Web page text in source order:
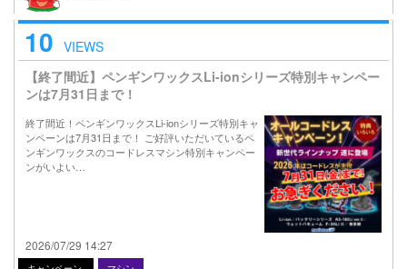
10 VIEWS
【終了間近】ペンギンワックスLi-ionシリーズ特別キャンペー
ンは7月31日まで！
終了間近！ペンギンワックスLi-ionシリーズ特別キャ
ンペーンは7月31日まで！ ご好評いただいているペ
ンギンワックスのコードレスマシン特別キャンペー
ンがいよい…
2026/07/29 14:27